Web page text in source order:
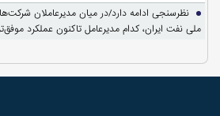
نظرسنجی ادامه دارد/در میان مدیرعاملان
ملی نفت ایران، کدام مدیرعامل تاکنون عملکرد